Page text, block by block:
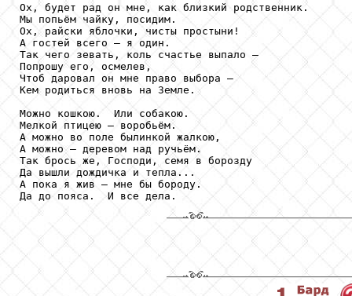
Ох, будет рад он мне, как близкий родственник.
Мы попьём чайку, посидим.
Ох, райски яблочки, чисты простыни!
А гостей всего – я один.
Так чего зевать, коль счастье выпало –
Попрошу его, осмелев,
Чтоб даровал он мне право выбора –
Кем родиться вновь на Земле.
Можно кошкою.  Или собакою.
Мелкой птицею – воробьём.
А можно во поле былинкой жалкою,
А можно – деревом над ручьём.
Так брось же, Господи, семя в борозду
Да вышли дождичка и тепла...
А пока я жив – мне бы бороду.